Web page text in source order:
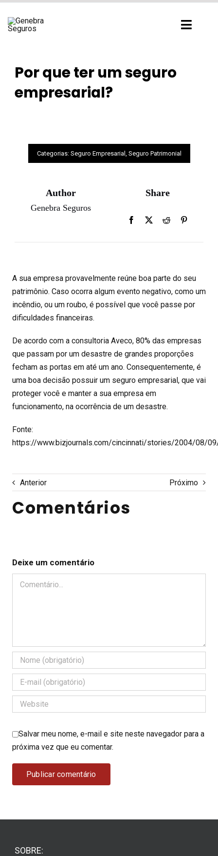
para
Por que ter um seguro
empresarial?
Categorias: Seguro Empresarial , Seguro Patrimonial
Author
Genebra Seguros
Share
A sua empresa provavelmente reúne boa parte do seu
patrimônio. Caso ocorra algum evento negativo, como um
incêndio, ou um roubo, é possível que você passe por
dificuldades financeiras.
De acordo com a consultoria Aveco, 80% das empresas
que passam por um desastre de grandes proporções
fecham as portas em até um ano. Consequentemente, é
uma boa decisão possuir um seguro empresarial, que vai
proteger você e manter a sua empresa em
funcionamento, na ocorrência de um desastre.
Fonte:
https://www.bizjournals.com/cincinnati/stories/2004/08/
Anterior Próximo
Comentários
Deixe um comentário
Comentário
Salvar meu nome, e-mail e site neste navegador para a
próxima vez que eu comentar.
SOBRE: